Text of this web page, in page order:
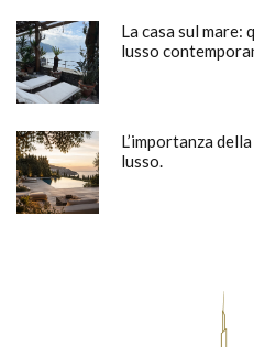
La casa sul mare:
lusso
L’importanza
lusso.